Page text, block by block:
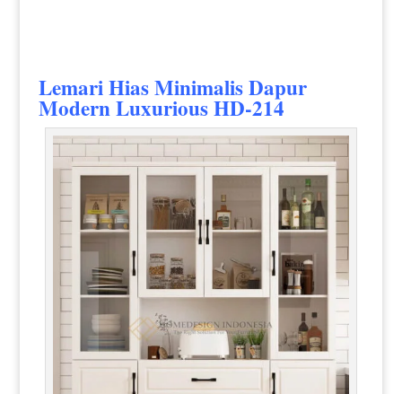
Lemari Hias Minimalis Dapur
Modern Luxurious HD-214